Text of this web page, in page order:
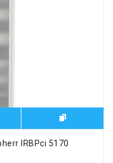
IRBPci 5170